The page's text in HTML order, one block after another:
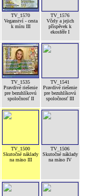
TV_1570
Veganství - cesta
k míru III
TV_1576
Včely a jejich
příspěvek k
ekosféře I
TV_1535
Pravdivé riešenie
pre bezuhlíkovú
spoločnosť II
TV_1541
Pravdivé riešenie
pre bezuhlíkovú
spoločnosť III
TV_1500
Skutočné náklady
na mäso III
TV_1506
Skutočné náklady
na mäso IV